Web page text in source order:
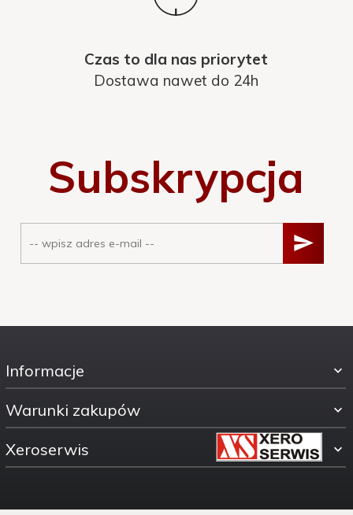
Czas to dla nas priorytet
Dostawa nawet do 24h
Subskrypcja
Informacje
Warunki zakupów
Xeroserwis